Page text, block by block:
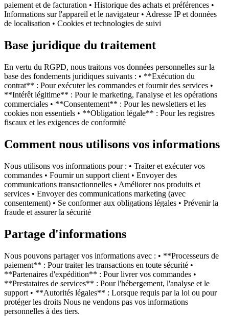
paiement et de facturation • Historique des achats et préférences •
Informations sur l'appareil et le navigateur • Adresse IP et données
de localisation • Cookies et technologies de suivi
Base juridique du traitement
En vertu du RGPD, nous traitons vos données personnelles sur la
base des fondements juridiques suivants : • **Exécution du
contrat** : Pour exécuter les commandes et fournir des services •
**Intérêt légitime** : Pour le marketing, l'analyse et les opérations
commerciales • **Consentement** : Pour les newsletters et les
cookies non essentiels • **Obligation légale** : Pour les registres
fiscaux et les exigences de conformité
Comment nous utilisons vos informations
Nous utilisons vos informations pour : • Traiter et exécuter vos
commandes • Fournir un support client • Envoyer des
communications transactionnelles • Améliorer nos produits et
services • Envoyer des communications marketing (avec
consentement) • Se conformer aux obligations légales • Prévenir la
fraude et assurer la sécurité
Partage d'informations
Nous pouvons partager vos informations avec : • **Processeurs de
paiement** : Pour traiter les transactions en toute sécurité •
**Partenaires d'expédition** : Pour livrer vos commandes •
**Prestataires de services** : Pour l'hébergement, l'analyse et le
support • **Autorités légales** : Lorsque requis par la loi ou pour
protéger les droits Nous ne vendons pas vos informations
personnelles à des tiers.